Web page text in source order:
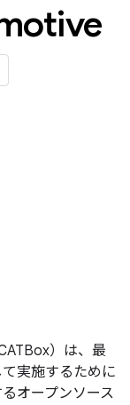
）は、最
実施するために
オープンソース